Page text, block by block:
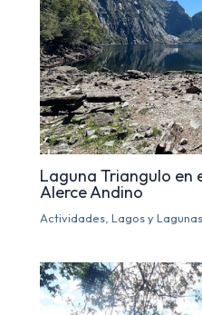
Laguna Triangulo en
Alerce Andino
Actividades ,Lagos y Lagunas